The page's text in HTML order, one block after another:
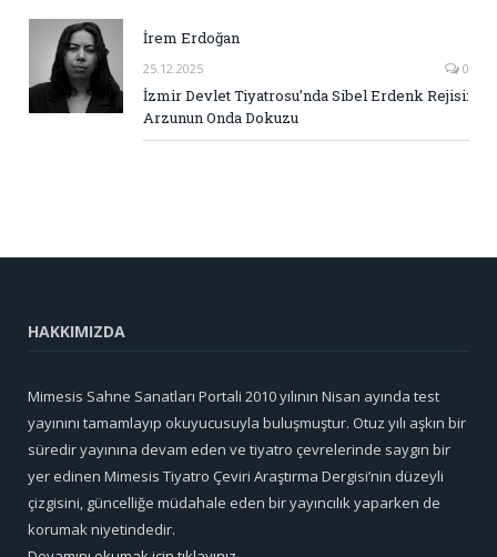
İrem Erdoğan
25.12.2025 0
İzmir Devlet Tiyatrosu’nda Sibel Erdenk Rejisi:
Arzunun Onda Dokuzu
HAKKIMIZDA
Mimesis Sahne Sanatları Portali 2010 yılının Nisan ayında test
yayınını tamamlayıp okuyucusuyla buluşmuştur. Otuz yılı aşkın bir
süredir yayınına devam eden ve tiyatro çevrelerinde saygın bir
yer edinen Mimesis Tiyatro Çeviri Araştırma Dergisi’nin düzeyli
çizgisini, güncelliğe müdahale eden bir yayıncılık yaparken de
korumak niyetindedir.